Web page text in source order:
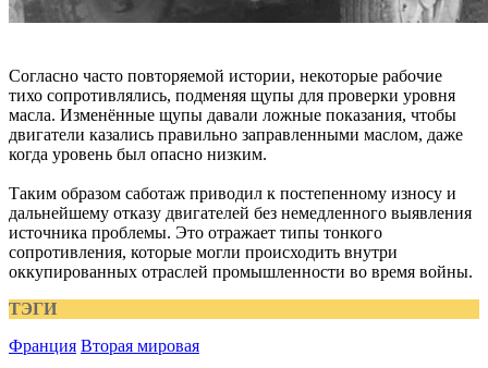
Согласно часто повторяемой истории, некоторые рабочие
тихо сопротивлялись, подменяя щупы для проверки уровня
масла. Изменённые щупы давали ложные показания, чтобы
двигатели казались правильно заправленными маслом, даже
когда уровень был опасно низким.
Таким образом саботаж приводил к постепенному износу и
дальнейшему отказу двигателей без немедленного выявления
источника проблемы. Это отражает типы тонкого
сопротивления, которые могли происходить внутри
оккупированных отраслей промышленности во время войны.
ТЭГИ
Франция Вторая мировая